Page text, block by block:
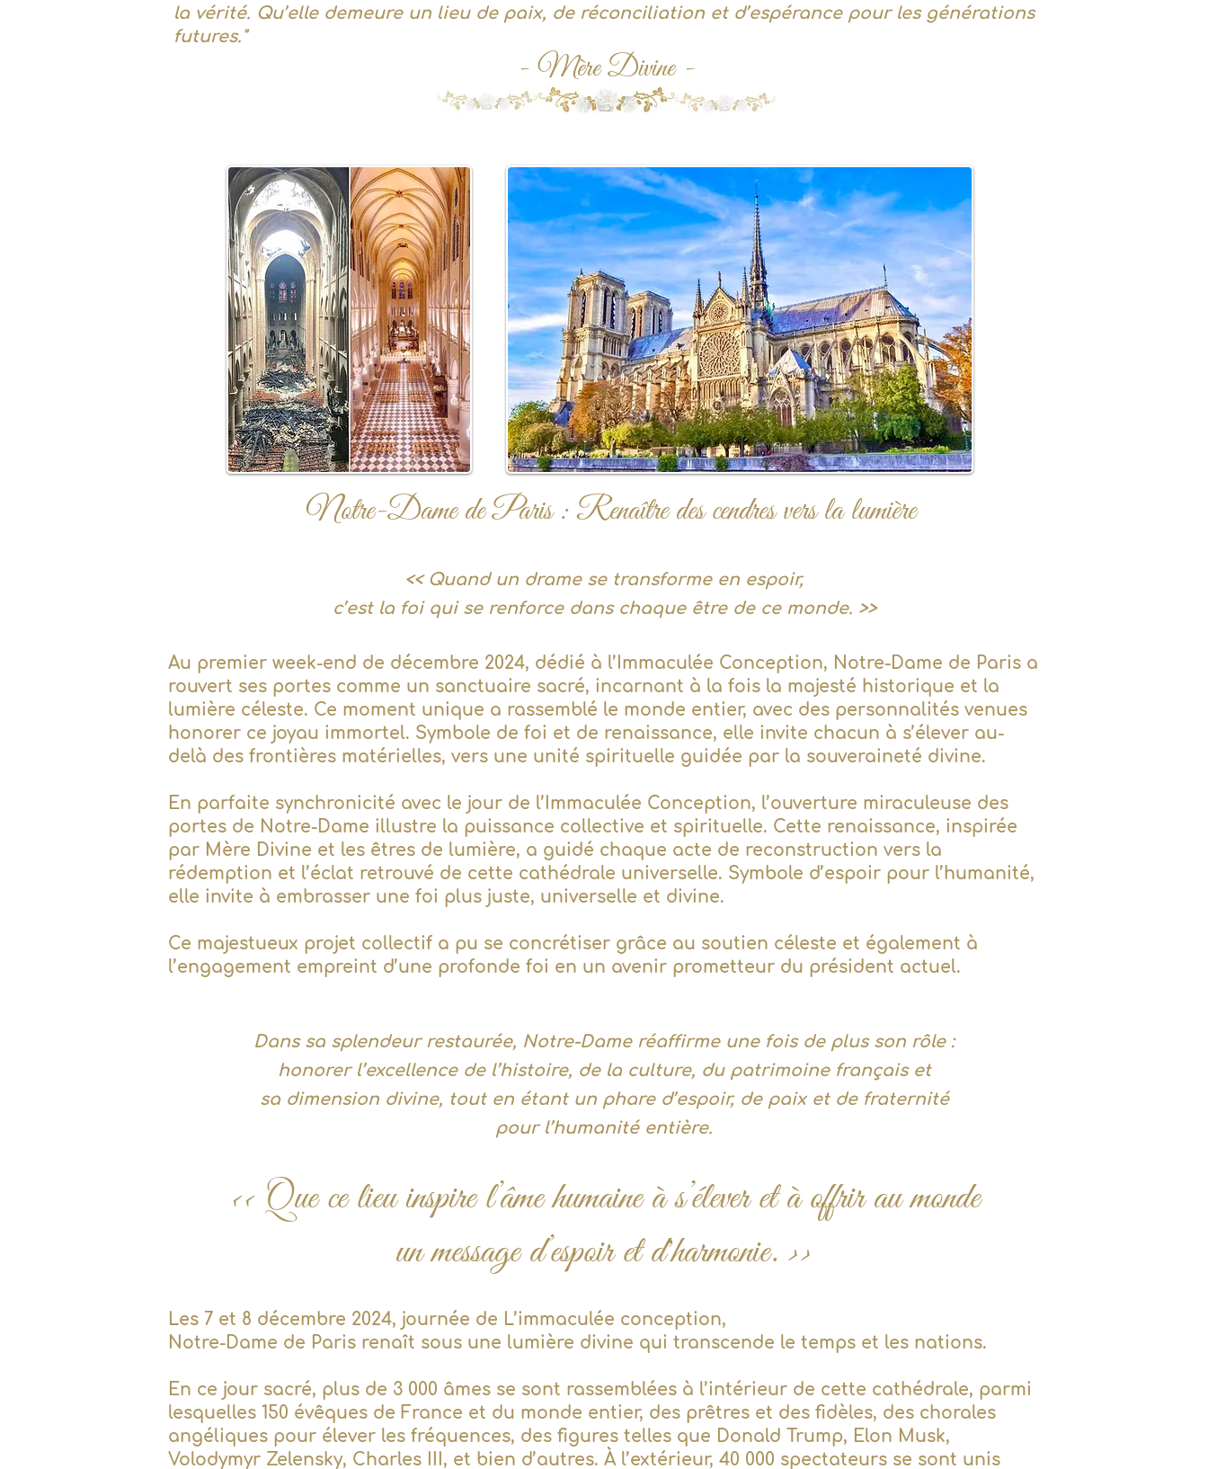
la vérité. Qu’elle demeure un lieu de paix, de réconciliation et d’espérance pour les générations
futures."
- Mère Divine -
Notre-Dame de Paris : Renaître des cendres vers la lumière
<< Quand un drame se transforme en espoir,
c’est la foi qui se renforce dans chaque être de ce monde. >>
Au premier week-end de décembre 2024, dédié à l’Immaculée Conception, Notre-Dame de Paris a
rouvert ses portes comme un sanctuaire sacré, incarnant à la fois la majesté historique et la
lumière céleste. Ce moment unique a rassemblé le monde entier, avec des personnalités venues
honorer ce joyau immortel. Symbole de foi et de renaissance, elle invite chacun à s’élever au-
delà des frontières matérielles, vers une unité spirituelle guidée par la souveraineté divine.
En parfaite synchronicité avec le jour de l’Immaculée Conception, l’ouverture miraculeuse des
portes de Notre-Dame illustre la puissance collective et spirituelle. Cette renaissance, inspirée
par Mère Divine et les êtres de lumière, a guidé chaque acte de reconstruction vers la
rédemption et l’éclat retrouvé de cette cathédrale universelle. Symbole d’espoir pour l’humanité,
elle invite à embrasser une foi plus juste, universelle et divine.
Ce majestueux projet collectif a pu se concrétiser grâce au soutien céleste et également à
l’engagement empreint d’une profonde foi en un avenir prometteur du président actuel.
Dans sa splendeur restaurée, Notre-Dame réaffirme une fois de plus son rôle :
honorer l’excellence de l’histoire, de la culture, du patrimoine français et
sa dimension divine, tout en étant un phare d’espoir, de paix et de fraternité
pour l’humanité entière.
<< Que ce lieu inspire l’âme humaine à s’élever et à offrir au monde
un message d’espoir et d'harmonie. >>
Les 7 et 8 décembre 2024, journée de L’immaculée conception,
Notre-Dame de Paris renaît sous une lumière divine qui transcende le temps et les nations.
En ce jour sacré, plus de 3 000 âmes se sont rassemblées à l’intérieur de cette cathédrale, parmi
lesquelles 150 évêques de France et du monde entier, des prêtres et des fidèles, des chorales
angéliques pour élever les fréquences, des figures telles que Donald Trump, Elon Musk,
Volodymyr Zelensky, Charles III, et bien d’autres. À l’extérieur, 40 000 spectateurs se sont unis